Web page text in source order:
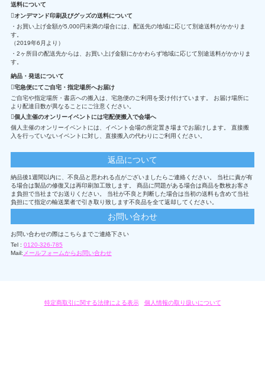
送料について
オンデマンド印刷及びグッズの送料について
・お買い上げ金額が5,000円未満の場合には、配送先の地域に応じて別途送料がかかりま
す。
（2019年6月より）
・2ヶ所目の配送先からは、お買い上げ金額にかかわらず地域に応じて別途送料がかかりま
す。
納品・発送について
宅急便にてご自宅・指定場所へお届け
ご自宅や指定場所・書店への搬入は、宅急便のご利用を受け付けています。 お届け場所に
より配達日数が異なることにご注意ください。
個人主催のオンリーイベントには宅配便搬入で会場へ
個人主催のオンリーイベントには、イベント会場の所定置き場までお届けします。 直接搬
入を行っていないイベントに対し、直接搬入の代わりにご利用ください。
返品について
納品後1週間以内に、不良品と思われる点がございましたらご連絡ください。 当社に責が有
る場合は製品の修復又は再印刷加工致します。 商品に問題がある場合は商品を数枚お客さ
ま負担で当社までお送りください。 当社が不良と判断した場合は当初の送料も含めて当社
負担にて指定の輸送業者で引き取り致します不良品を全て返却してください。
お問い合わせ
お問い合わせの際はこちらまでご連絡下さい
Tel : 0120-326-785
Mail: メールフォームからお問い合わせ
特定商取引に関する法律による表示/ 個人情報の取り扱いについて